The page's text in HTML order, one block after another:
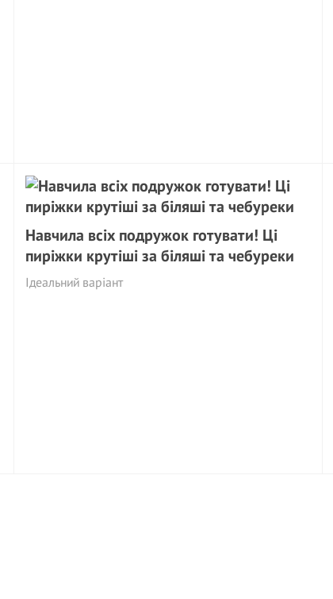
Навчила всіх подружок готувати! Ці
пиріжки крутіші за біляші та чебуреки
Ідеальний варіант